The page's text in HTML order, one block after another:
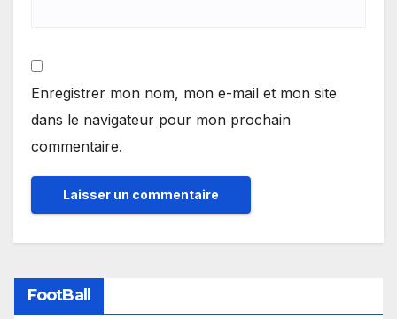
Enregistrer mon nom, mon e-mail et mon site
dans le navigateur pour mon prochain
commentaire.
FootBall